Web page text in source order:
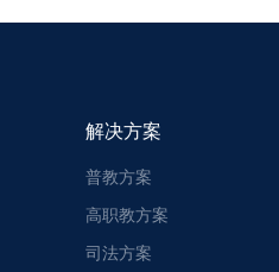
解决方案
普教方案
高职教方案
司法方案